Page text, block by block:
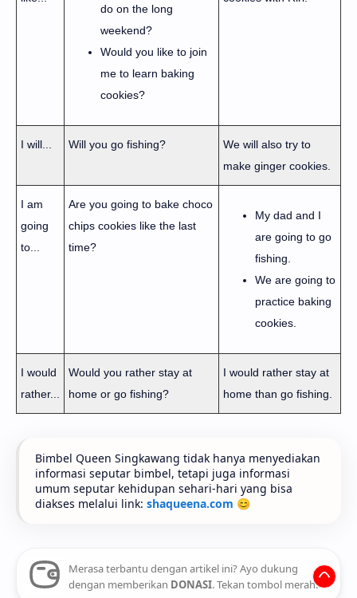
do on the long
weekend?
Would you like to join
me to learn baking
cookies?
I will... Will you go fishing?
We will also try to
make ginger cookies.
I am
going
to...
Are you going to bake choco
chips cookies like the last
time?
My dad and I
are going to go
fishing.
We are going to
practice baking
cookies.
I would
rather...
Would you rather stay at
home or go fishing?
I would rather stay at
home than go fishing.
Bimbel Queen Singkawang tidak hanya menyediakan
informasi seputar bimbel, tetapi juga informasi
umum seputar kehidupan sehari-hari yang bisa
diakses melalui link: shaqueena.com 😊
Merasa terbantu dengan artikel ini? Ayo dukung
dengan memberikan DONASI. Tekan tombol merah.